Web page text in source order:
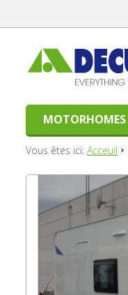
MOTORHOMES
Vous êtes ici: Acceuil